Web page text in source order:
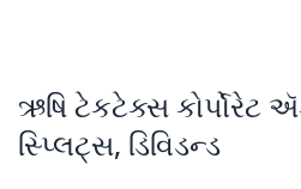
ઋષિ ટેકટેક્સ કોર્પોરેટ
સ્પ્લિટ્સ, ડિવિડન્ડ